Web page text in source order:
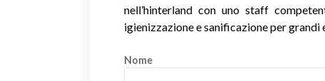
nell’hinterland con uno staff
igienizzazione e sanificazione per grandi
Nome